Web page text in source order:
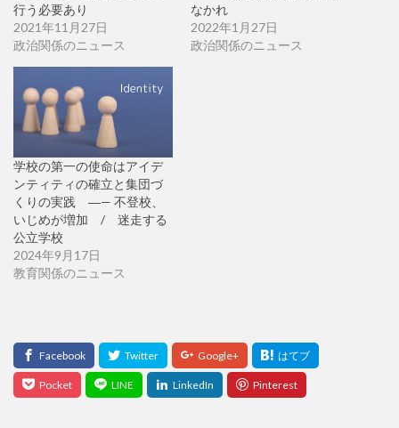
行う必要あり
2021年11月27日
政治関係のニュース
なかれ
2022年1月27日
政治関係のニュース
学校の第一の使命はアイデ
ンティティの確立と集団づ
くりの実践 ―— 不登校、
いじめが増加 / 迷走する
公立学校
2024年9月17日
教育関係のニュース